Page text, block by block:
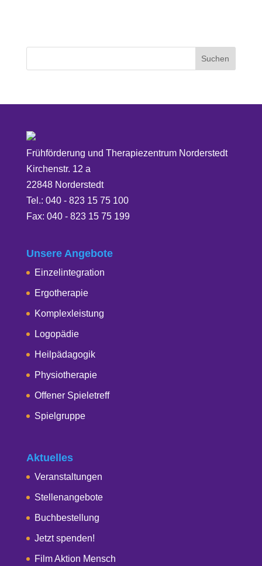
Frühförderung und Therapiezentrum Norderstedt
Kirchenstr. 12 a
22848 Norderstedt
Tel.: 040 - 823 15 75 100
Fax: 040 - 823 15 75 199
Unsere Angebote
Einzelintegration
Ergotherapie
Komplexleistung
Logopädie
Heilpädagogik
Physiotherapie
Offener Spieletreff
Spielgruppe
Aktuelles
Veranstaltungen
Stellenangebote
Buchbestellung
Jetzt spenden!
Film Aktion Mensch